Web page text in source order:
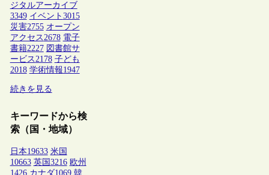
ジタルアーカイブ
3349 イベント 3015
災害2755 オープン
アクセス2678 電子
書籍2227 図書館サ
ービス2178 子ども
2018 学術情報1947
続きを見る
キーワードから検
索（国・地域）
日本19633 米国
10663 英国 3216 欧州
1426 カナダ1069 韓